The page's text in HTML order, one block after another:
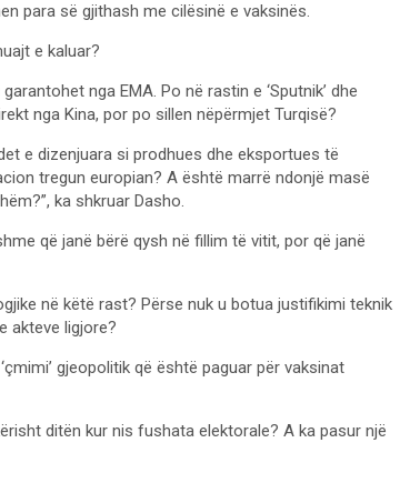
para së gjithash me cilësinë e vaksinës.
e kaluar?
nga EMA. Po në rastin e ‘Sputnik’ dhe
nga Kina, por po sillen nëpërmjet Turqisë?
e dizenjuara si prodhues dhe eksportues të
tregun europian? A është marrë ndonjë masë
ka shkruar Dasho.
që janë bërë qysh në fillim të vitit, por që janë
në këtë rast? Përse nuk u botua justifikimi teknik
akteve ligjore?
gjeopolitik që është paguar për vaksinat
ditën kur nis fushata elektorale? A ka pasur një